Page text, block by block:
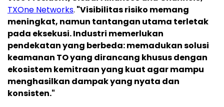
TXOne Networks. "Visibilitas risiko memang
meningkat, namun tantangan utama terletak
pada eksekusi. Industri memerlukan
pendekatan yang berbeda: memadukan solusi
keamanan TO yang dirancang khusus dengan
ekosistem kemitraan yang kuat agar mampu
menghasilkan dampak yang nyata dan
konsisten."